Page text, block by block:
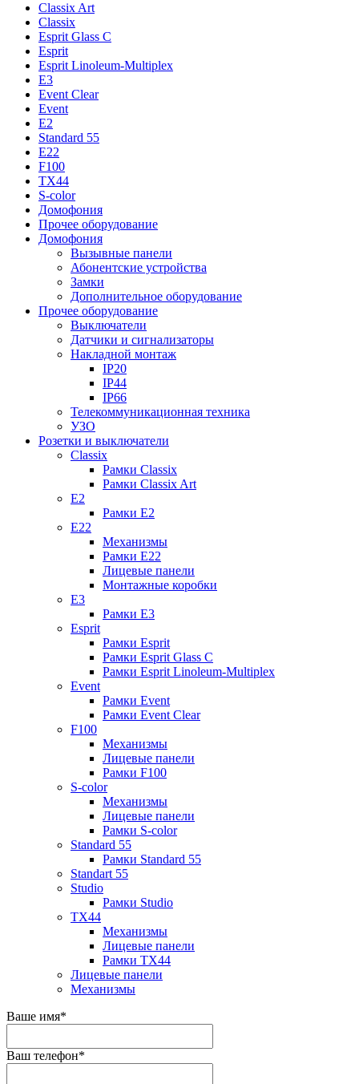
Classix Art
Classix
Esprit Glass C
Esprit
Esprit Linoleum-Multiplex
E3
Event Clear
Event
E2
Standard 55
E22
F100
TX44
S-color
Домофония
Прочее оборудование
Домофония
Вызывные панели
Абонентские устройства
Замки
Дополнительное оборудование
Прочее оборудование
Выключатели
Датчики и сигнализаторы
Накладной монтаж
IP20
IP44
IP66
Телекоммуникационная техника
УЗО
Розетки и выключатели
Classix
Рамки Classix
Рамки Classix Art
E2
Рамки E2
E22
Механизмы
Рамки E22
Лицевые панели
Монтажные коробки
E3
Рамки E3
Esprit
Рамки Esprit
Рамки Esprit Glass C
Рамки Esprit Linoleum-Multiplex
Event
Рамки Event
Рамки Event Clear
F100
Механизмы
Лицевые панели
Рамки F100
S-color
Механизмы
Лицевые панели
Рамки S-color
Standard 55
Рамки Standard 55
Standart 55
Studio
Рамки Studio
TX44
Механизмы
Лицевые панели
Рамки TX44
Лицевые панели
Механизмы
Ваше имя*
Ваш телефон*